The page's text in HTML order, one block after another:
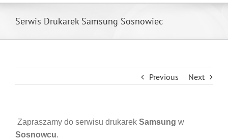
Serwis Drukarek Samsung Sosnowiec
Previous Next
Zapraszamy do serwisu drukarek Samsung w
Sosnowcu.